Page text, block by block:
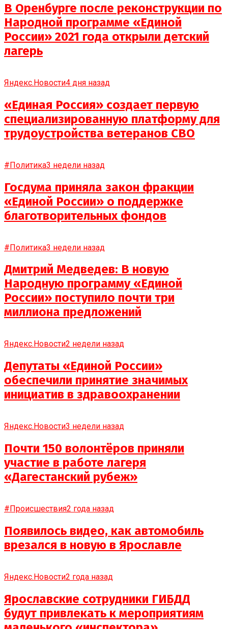
В Оренбурге после реконструкции по
Народной программе «Единой
России» 2021 года открыли детский
лагерь
Яндекс.Новости4 дня назад
«Единая Россия» создает первую
специализированную платформу для
трудоустройства ветеранов СВО
#Политика3 недели назад
Госдума приняла закон фракции
«Единой России» о поддержке
благотворительных фондов
#Политика3 недели назад
Дмитрий Медведев: В новую
Народную программу «Единой
России» поступило почти три
миллиона предложений
Яндекс.Новости2 недели назад
Депутаты «Единой России»
обеспечили принятие значимых
инициатив в здравоохранении
Яндекс.Новости3 недели назад
Почти 150 волонтёров приняли
участие в работе лагеря
«Дагестанский рубеж»
#Происшествия2 года назад
Появилось видео, как автомобиль
врезался в новую в Ярославле
Яндекс.Новости2 года назад
Ярославские сотрудники ГИБДД
будут привлекать к мероприятиям